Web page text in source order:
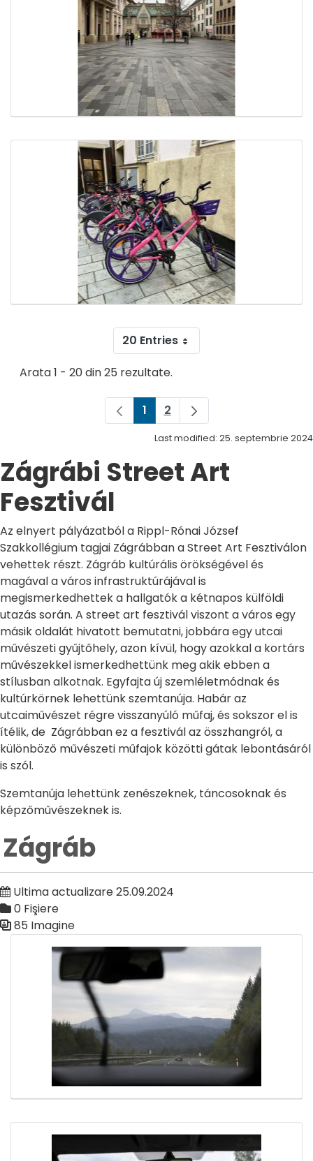
20 Entries
Arata 1 - 20 din 25 rezultate.
Pagina
1 Pagina
2
Last modified: 25. septembrie 2024
Zágrábi Street Art
Fesztivál
Az elnyert pályázatból a Rippl-Rónai József
Szakkollégium tagjai Zágrábban a Street Art Fesztiválon
vehettek részt. Zágráb kultúrális örökségével és
magával a város infrastruktúrájával is
megismerkedhettek a hallgatók a kétnapos külföldi
utazás során. A street art fesztivál viszont a város egy
másik oldalát hivatott bemutatni, jobbára egy utcai
művészeti gyűjtőhely, azon kívül, hogy azokkal a kortárs
művészekkel ismerkedhettünk meg akik ebben a
stílusban alkotnak. Egyfajta új szemléletmódnak és
kultúrkörnek lehettünk szemtanúja. Habár az
utcaiművészet régre visszanyúló műfaj, és sokszor el is
ítélik, de Zágrábban ez a fesztivál az összhangról, a
különböző művészeti műfajok közötti gátak lebontásáról
is szól.
Szemtanúja lehettünk zenészeknek, táncosoknak és
képzőművészeknek is.
Zágráb
Ultima actualizare 25.09.2024
0 Fişiere
85 Imagine